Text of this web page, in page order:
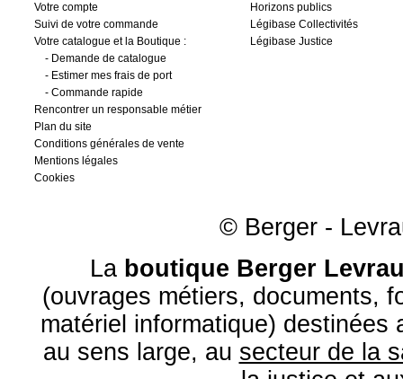
Votre compte
Suivi de votre commande
Votre catalogue et la Boutique :
- Demande de catalogue
- Estimer mes frais de port
- Commande rapide
Rencontrer un responsable métier
Plan du site
Conditions générales de vente
Mentions légales
Cookies
Horizons publics
Légibase Collectivités
Légibase Justice
© Berger -
La boutique Berger
(ouvrages métiers, documents,
matériel informatique) destinées
au sens large, au secteur de la